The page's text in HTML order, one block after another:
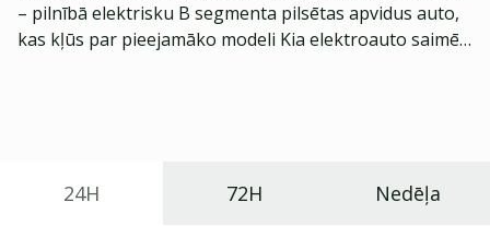
– pilnībā elektrisku B segmenta pilsētas apvidus auto,
kas kļūs par pieejamāko modeli Kia elektroauto saimē
24H 72H Nedēļa